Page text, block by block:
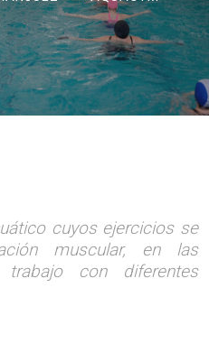
cuyos ejercicios se
muscular, en las
con diferentes